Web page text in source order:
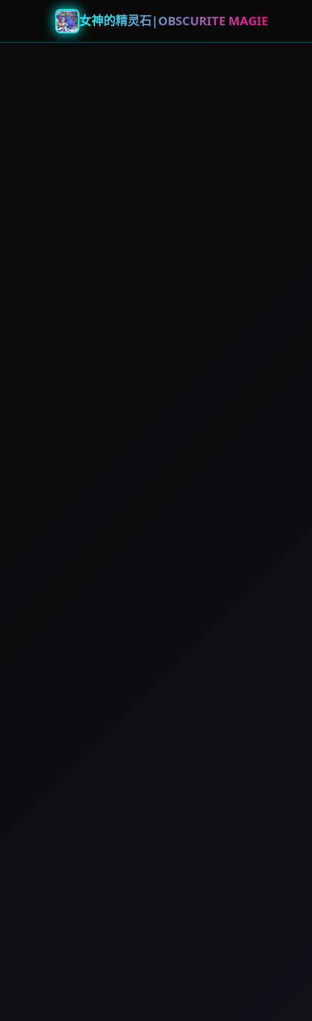
女神的精灵石|OBSCURITE MAGIE